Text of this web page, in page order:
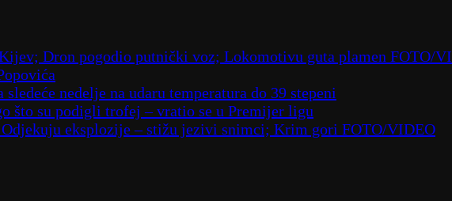
Dron pogodio putnički voz; Lokomotivu guta plamen FOTO/
nedelje na udaru temperatura do 39 stepeni
što su podigli trofej – vratio se u Premijer ligu
eksplozije – stižu jezivi snimci; Krim gori FOTO/VIDEO